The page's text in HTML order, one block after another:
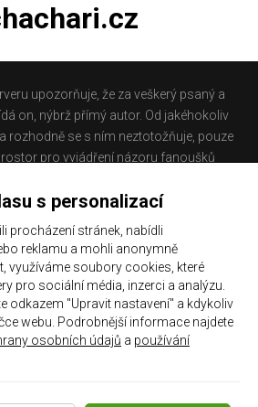
upozorňuje, že za veškerý psaný a
on, nýbrž přímý autor. Od jakéhokoliv
rozhodně se s ním neztotožňuje, pouze
pro vyjádření názoru fanoušků
materiál, který někteří lidé mohou
zákona č. 480/2004 Sb., o některých
a o změně některých zákonů
službách informační společnosti) a
zákona, odpovědni za příspěvky
těchto stránek.
s personalizací
procházení stránek, nabídli
reklamu a mohli anonymně
využíváme soubory cookies, které
pro sociální média, inzerci a analýzu.
odkazem "Upravit nastavení" a kdykoliv
webu. Podrobnější informace najdete
osobních údajů a používání